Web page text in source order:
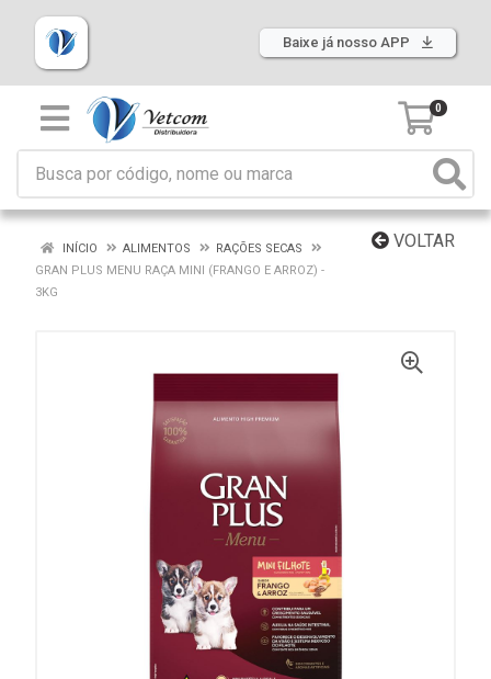
Baixe já nosso APP
0
VOLTAR
INÍCIO ALIMENTOS
RAÇÕES SECAS
GRAN PLUS MENU RAÇA MINI (FRANGO E ARROZ) -
3KG